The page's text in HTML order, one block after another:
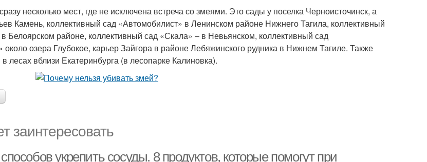
несколько мест, где не исключена встреча со змеями. Это сады у поселка Черноисточинск, а
Камень, коллективный сад «Автомобилист» в Ленинском районе Нижнего Тагила, коллективный
Белоярском районе, коллективный сад «Скала» – в Невьянском, коллективный сад
около озера Глубокое, карьер Зайгора в районе Лебяжинского рудника в Нижнем Тагиле. Также
лесах вблизи Екатеринбурга (в лесопарке Калиновка).
заинтересовать
укрепить сосуды. 8 продуктов, которые помогут при